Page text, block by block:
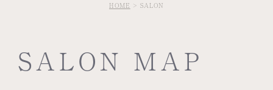
HOME SALON
SALON MAP